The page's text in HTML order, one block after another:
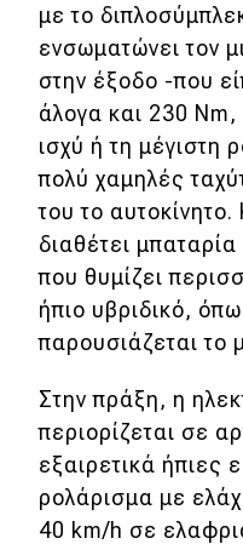
με το
ενσωματώνει τον
στην έξοδο -που
άλογα και 230 Nm,
ισχύ ή τη μέγιστη
πολύ χαμηλές
του το
διαθέτει
που θυμίζει
ήπιο υβριδικό,
παρουσιάζεται το
Στην πράξη, η
περιορίζεται σε
εξαιρετικά ήπιες
ρολάρισμα με
40 km/h σε